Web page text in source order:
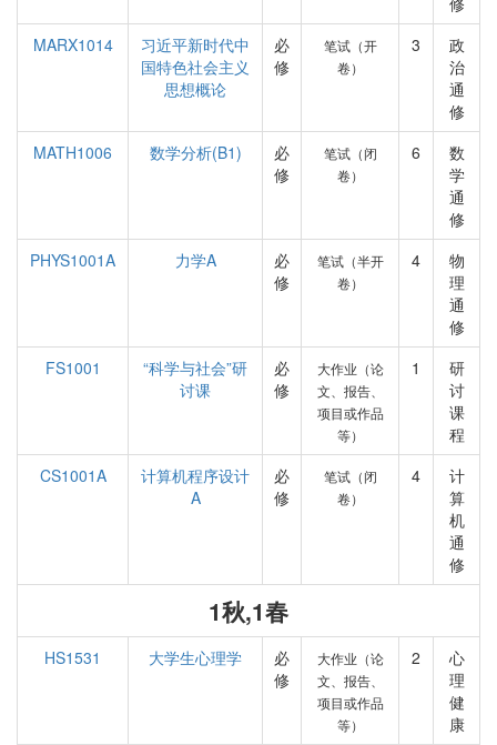
MARX1014
习近平新时代中
国特色社会主义
思想概论
必
修
笔试（开
卷）
3
政
治
通
修
MATH1006
数学分析(B1)
必
修
笔试（闭
卷）
6
数
学
通
修
PHYS1001A
力学A
必
修
笔试（半开
卷）
4
物
理
通
修
FS1001
“科学与社会”研
讨课
必
修
大作业（论
文、报告、
项目或作品
等）
1
研
讨
课
程
CS1001A
计算机程序设计
A
必
修
笔试（闭
卷）
4
计
算
机
通
修
1秋,1春
HS1531 大学生心理学
必
修
大作业（论
文、报告、
项目或作品
等）
2
心
理
健
康